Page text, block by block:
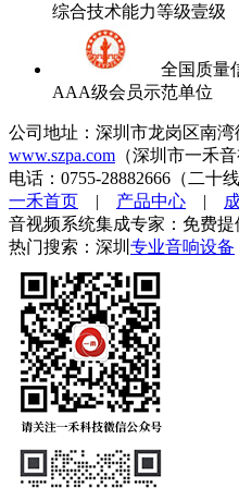
综合技术能力等级壹级
全国质量
AAA级会员示范单位
公司地址：深圳市龙岗区南
www.szpa.com （深圳市一禾
电话：0755-28882666（二
一禾首页 | 产品中心 |
音视频系统集成专家：免费
热门搜索：深圳 专业音响设备